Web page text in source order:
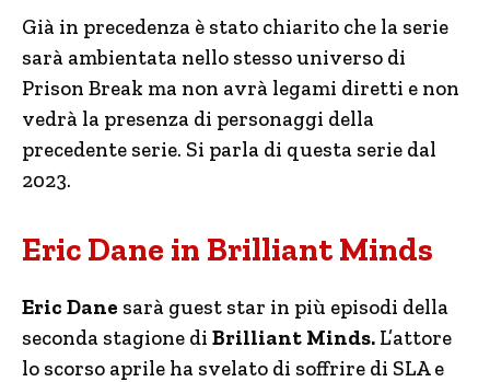
Già in precedenza è stato chiarito che la serie
sarà ambientata nello stesso universo di
Prison Break ma non avrà legami diretti e non
vedrà la presenza di personaggi della
precedente serie. Si parla di questa serie dal
2023.
Eric Dane in Brilliant Minds
Eric Dane sarà guest star in più episodi della
seconda stagione di Brilliant Minds. L’attore
lo scorso aprile ha svelato di soffrire di SLA e